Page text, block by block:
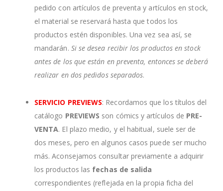
pedido con artículos de preventa y artículos en stock,
el material se reservará hasta que todos los
productos estén disponibles. Una vez sea así, se
mandarán. Si se desea recibir los productos en stock
antes de los que están en preventa, entonces se deberá
realizar en dos pedidos separados.
SERVICIO PREVIEWS: Recordamos que los títulos del
catálogo PREVIEWS son cómics y artículos de PRE-
VENTA. El plazo medio, y el habitual, suele ser de
dos meses, pero en algunos casos puede ser mucho
más. Aconsejamos consultar previamente a adquirir
los productos las fechas de salida
correspondientes (reflejada en la propia ficha del